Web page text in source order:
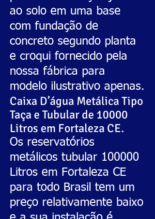
ao solo em uma base
com fundação de
concreto segundo planta
e croqui fornecido pela
nossa fábrica para
modelo ilustrativo apenas.
Caixa D’água Metálica Tipo
Taça e Tubular de 10000
Litros em Fortaleza CE.
Os reservatórios
metálicos tubular 100000
Litros em Fortaleza CE
para todo Brasil tem um
preço relativamente baixo